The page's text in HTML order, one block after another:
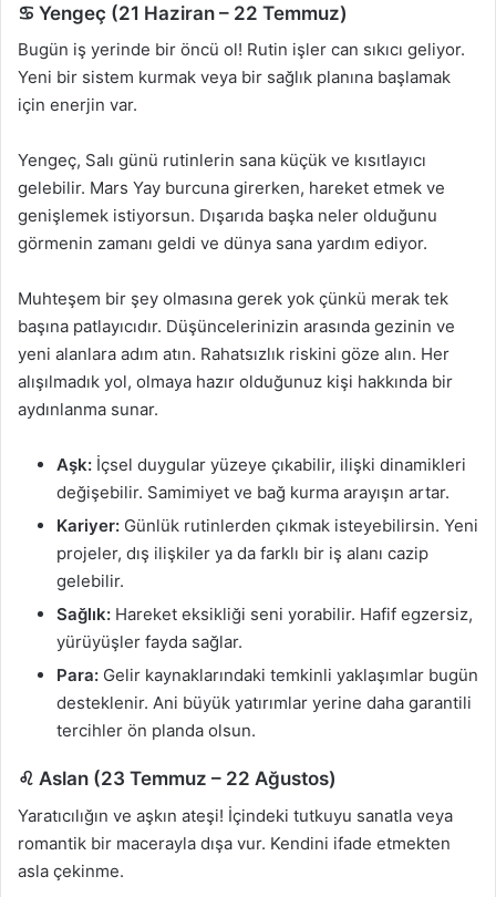
♋ Yengeç (21 Haziran – 22 Temmuz)
Bugün iş yerinde bir öncü ol! Rutin işler can sıkıcı geliyor.
Yeni bir sistem kurmak veya bir sağlık planına başlamak
için enerjin var.
Yengeç, Salı günü rutinlerin sana küçük ve kısıtlayıcı
gelebilir. Mars Yay burcuna girerken, hareket etmek ve
genişlemek istiyorsun. Dışarıda başka neler olduğunu
görmenin zamanı geldi ve dünya sana yardım ediyor.
Muhteşem bir şey olmasına gerek yok çünkü merak tek
başına patlayıcıdır. Düşüncelerinizin arasında gezinin ve
yeni alanlara adım atın. Rahatsızlık riskini göze alın. Her
alışılmadık yol, olmaya hazır olduğunuz kişi hakkında bir
aydınlanma sunar.
Aşk: İçsel duygular yüzeye çıkabilir, ilişki dinamikleri
değişebilir. Samimiyet ve bağ kurma arayışın artar.
Kariyer: Günlük rutinlerden çıkmak isteyebilirsin. Yeni
projeler, dış ilişkiler ya da farklı bir iş alanı cazip
gelebilir.
Sağlık: Hareket eksikliği seni yorabilir. Hafif egzersiz,
yürüyüşler fayda sağlar.
Para: Gelir kaynaklarındaki temkinli yaklaşımlar bugün
desteklenir. Ani büyük yatırımlar yerine daha garantili
tercihler ön planda olsun.
♌ Aslan (23 Temmuz – 22 Ağustos)
Yaratıcılığın ve aşkın ateşi! İçindeki tutkuyu sanatla veya
romantik bir macerayla dışa vur. Kendini ifade etmekten
asla çekinme.